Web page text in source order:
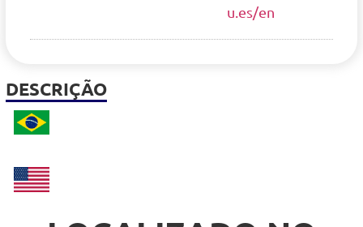
DESCRIÇÃO
u.es/en